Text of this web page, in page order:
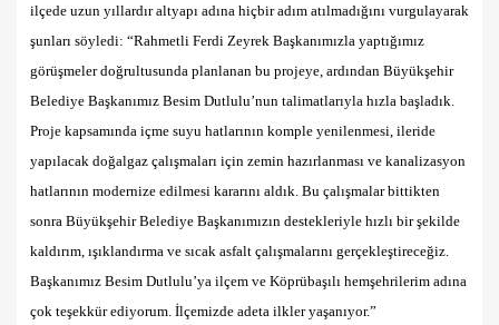
ilçede uzun yıllardır altyapı adına hiçbir adım atılmadığını vurgulayarak
şunları söyledi: “Rahmetli Ferdi Zeyrek Başkanımızla yaptığımız
görüşmeler doğrultusunda planlanan bu projeye, ardından Büyükşehir
Belediye Başkanımız Besim Dutlulu’nun talimatlarıyla hızla başladık.
Proje kapsamında içme suyu hatlarının komple yenilenmesi, ileride
yapılacak doğalgaz çalışmaları için zemin hazırlanması ve kanalizasyon
hatlarının modernize edilmesi kararını aldık. Bu çalışmalar bittikten
sonra Büyükşehir Belediye Başkanımızın destekleriyle hızlı bir şekilde
kaldırım, ışıklandırma ve sıcak asfalt çalışmalarını gerçekleştireceğiz.
Başkanımız Besim Dutlulu’ya ilçem ve Köprübaşılı hemşehrilerim adına
çok teşekkür ediyorum. İlçemizde adeta ilkler yaşanıyor.”